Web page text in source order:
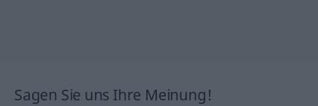
Sagen Sie uns Ihre Meinung!